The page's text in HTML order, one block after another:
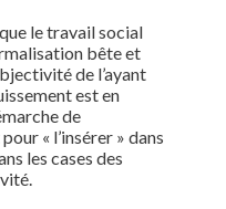
le travail social
bête et
de l’ayant
est en
de
« l’insérer » dans
les cases des